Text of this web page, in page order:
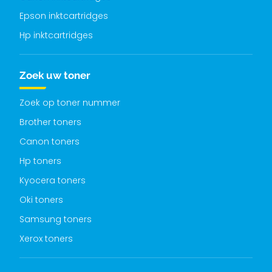
Epson inktcartridges
Hp inktcartridges
Zoek uw toner
Zoek op toner nummer
Brother toners
Canon toners
Hp toners
Kyocera toners
Oki toners
Samsung toners
Xerox toners